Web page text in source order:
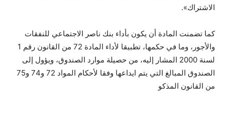
الاشتراك».
كما تضمنت المادة أن يكون بأداء بنك ناصر الاجتماعي للنفقات
والأجور، وما في حكمها، تطبيقا لأداء المادة 72 من القانون رقم 1
لسنة 2000 المشار إليه، من حصيلة موارد الصندوق، ويؤول إلى
الصندوق المبالغ التي يتم ايداعها وفقا لأحكام المواد 72 و74 و75
من القانون المذكو